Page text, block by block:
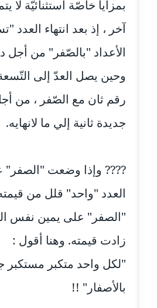
مدونة ايمان النادي
عاملة
مدونة ايمان صلاح
مدونة ايمان عبد الحليم
عاملة
مدونة ايمان عماد
عاملة
عاملة
مدونة ايمن موسي
عاملة
مدونة إيناس عراقي
بمزايا خاصّة استثنائيّة لا
آخر ، إذ بعد انتهاء العدد
الأعداد "بالصّفر" من أجل
وحين يصل العدّ إلى
رقم ثان مع الصّفر ، من
جديدة ثانية إلي ما لانهايه.
???? وإذا وضعت
العدد "واحد" قلل من
"الصفر" على يمين نفس
زادت قيمته. وهنا أقول :
"لكل واحد متكبر مستكبر
بالأصفار" !!